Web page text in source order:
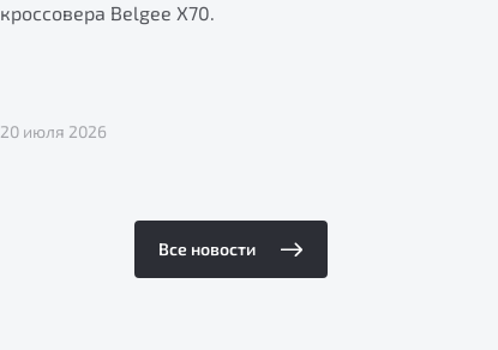
кроссовера Belgee X70.
20 июля 2026
Все новости